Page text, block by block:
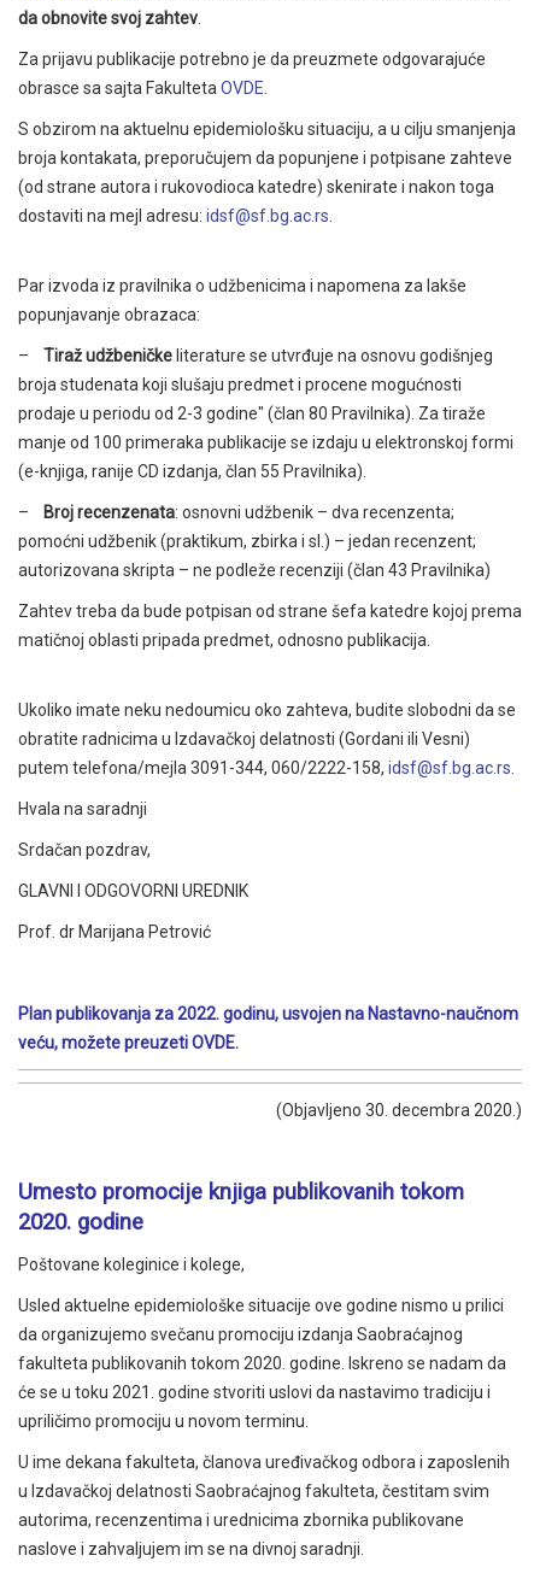
da obnovite svoj zahtev
Za prijavu publikacije potrebno je da preuzmete odgovarajuće
obrasce sa sajta Fakulteta OVDE
S obzirom na aktuelnu epidemiološku situaciju, a u cilju smanjenja
broja kontakata, preporučujem da popunjene i potpisane zahteve
(od strane autora i rukovodioca katedre) skenirate i nakon toga
dostaviti na mejl adresu: idsf@sf.bg.ac.rs
Par izvoda iz pravilnika o udžbenicima i napomena za lakše
popunjavanje obrazaca:
– Tiraž udžbeničke literature se utvrđuje na osnovu godišnjeg
broja studenata koji slušaju predmet i procene mogućnosti
prodaje u periodu od 2-3 godine" (član 80 Pravilnika). Za tiraže
manje od 100 primeraka publikacije se izdaju u elektronskoj formi
(e-knjiga, ranije CD izdanja, član 55 Pravilnika).
– Broj recenzenata: osnovni udžbenik – dva recenzenta;
pomoćni udžbenik (praktikum, zbirka i sl.) – jedan recenzent;
autorizovana skripta – ne podleže recenziji (član 43 Pravilnika)
Zahtev treba da bude potpisan od strane šefa katedre kojoj prema
matičnoj oblasti pripada predmet, odnosno publikacija.
Ukoliko imate neku nedoumicu oko zahteva, budite slobodni da se
obratite radnicima u Izdavačkoj delatnosti (Gordani ili Vesni)
putem telefona/mejla 3091-344, 060/2222-158, idsf@sf.bg.ac.rs
Hvala na saradnji
Srdačan pozdrav,
GLAVNI I ODGOVORNI UREDNIK
Prof. dr Marijana Petrović
Plan publikovanja za 2022. godinu, usvojen na Nastavno-naučnom
veću, možete preuzetiOVDE.
(Objavljeno 30. decembra 2020.)
Umesto promocije knjiga publikovanih tokom
2020. godine
Poštovane koleginice i kolege,
Usled aktuelne epidemiološke situacije ove godine nismo u prilici
da organizujemo svečanu promociju izdanja Saobraćajnog
fakulteta publikovanih tokom 2020. godine. Iskreno se nadam da
će se u toku 2021. godine stvoriti uslovi da nastavimo tradiciju i
upriličimo promociju u novom terminu.
U ime dekana fakulteta, članova uređivačkog odbora i zaposlenih
u Izdavačkoj delatnosti Saobraćajnog fakulteta, čestitam svim
autorima, recenzentima i urednicima zbornika publikovane
naslove i zahvaljujem im se na divnoj saradnji.